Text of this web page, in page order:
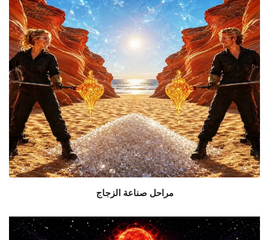
مراحل صناعة الزجاج